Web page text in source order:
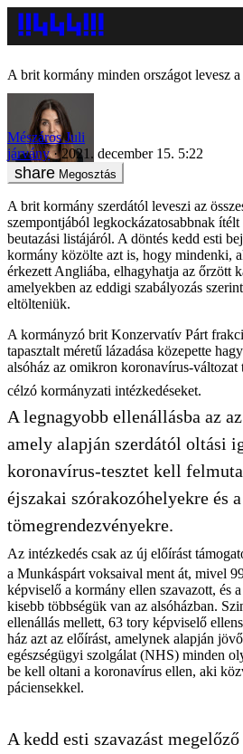
A brit kormány minden országot levesz
Mészáros Juli
járvány
2021. december 15. 5:22
Megosztás
A brit kormány szerdától leveszi az
szempontjából legkockázatosabbnak
beutazási listájáról. A döntés kedd esti
kormány közölte azt is, hogy mindenki,
érkezett Angliába, elhagyhatja az őrzött
amelyekben az eddigi szabályozás
eltölteniük.
A kormányzó brit Konzervatív Párt
tapasztalt méretű lázadása közepette
alsóház az omikron koronavírus-változat
célzó kormányzati intézkedéseket.
A legnagyobb ellenállásba az
amely alapján szerdától oltási
koronavírus-tesztet kell
éjszakai szórakozóhelyekre és a
tömegrendezvényekre.
Az intézkedés csak az új előírást
a Munkáspárt voksaival ment át, mivel
képviselő a kormány ellen szavazott, és
kisebb többségük van az alsóházban.
ellenállás mellett, 63 tory képviselő
ház azt az előírást, amelynek alapján
egészségügyi szolgálat (NHS) minden
be kell oltani a koronavírus ellen, aki
páciensekkel.
A kedd esti szavazást